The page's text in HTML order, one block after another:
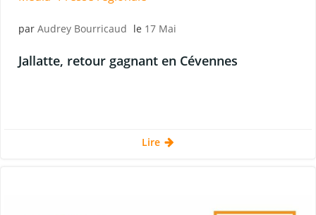
par Audrey Bourricaud le 17 Mai
Jallatte, retour gagnant en Cévennes
Lire